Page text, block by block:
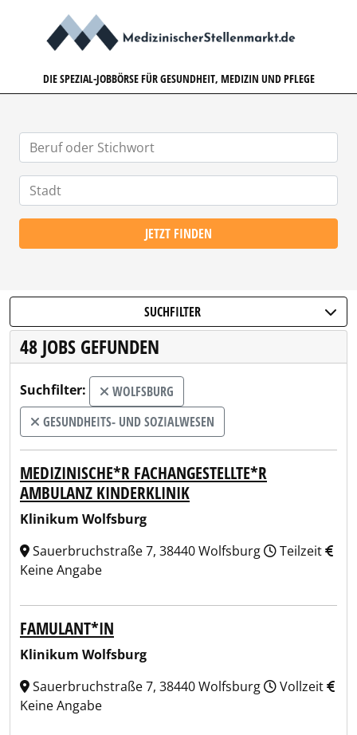
DIE SPEZIAL-JOBBÖRSE FÜR GESUNDHEIT, MEDIZIN UND PFLEGE
JETZT FINDEN
SUCHFILTER
48 JOBS GEFUNDEN
Suchfilter:
WOLFSBURG
GESUNDHEITS- UND SOZIALWESEN
MEDIZINISCHE*R FACHANGESTELLTE*R
AMBULANZ KINDERKLINIK
Klinikum Wolfsburg
Sauerbruchstraße 7, 38440 Wolfsburg
Teilzeit
Keine Angabe
FAMULANT*IN
Klinikum Wolfsburg
Sauerbruchstraße 7, 38440 Wolfsburg
Vollzeit
Keine Angabe